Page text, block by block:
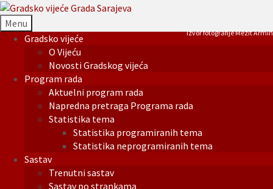
Menu
Gradsko vijeće
O Vijeću
Novosti Gradskog vijeća
Program rada
Aktuelni program rada
Napredna pretraga Programa rada
Statistika tema
Statistika programiranih tema
Statistika neprogramiranih tema
Sastav
Trenutni sastav
Sastav po strankama
Izvor fotografije Mezit Armin